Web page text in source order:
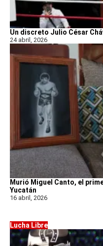
Un discreto Julio César
24 abril, 2026
Murió Miguel Canto, el
Yucatán
16 abril, 2026
Lucha Libre